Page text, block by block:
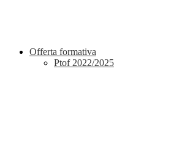
Offerta formativa
Ptof 2022/2025